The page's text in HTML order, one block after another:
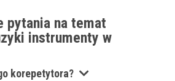
pytania na temat
instrumenty w
korepetytora?